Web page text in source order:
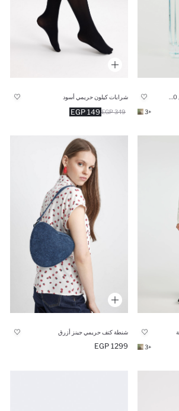
+3
شرابات كيلون حريمي أسود
149 EGP 349 EGP
+3
شنطة كتف حريمي جينز أزرق
1299 EGP